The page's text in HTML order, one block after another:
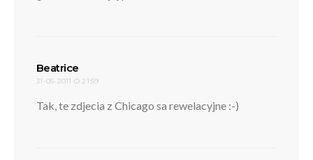
Beatrice
31-05-2011 O 21:59
Tak, te zdjecia z Chicago sa rewelacyjne :-)